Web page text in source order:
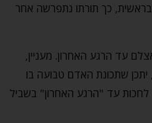
כך תורתו נתפרשה אחר
עד הרגע האחרון. מעניין,
שתכונת האדם טבועה בו
עד "הרגע האחרון" בשביל